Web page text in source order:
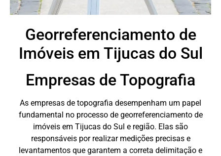
Georreferenciamento de
Imóveis em Tijucas do Sul
Empresas de Topografia
As empresas de topografia desempenham um papel
fundamental no processo de georreferenciamento de
imóveis em Tijucas do Sul e região. Elas são
responsáveis por realizar medições precisas e
levantamentos que garantem a correta delimitação e